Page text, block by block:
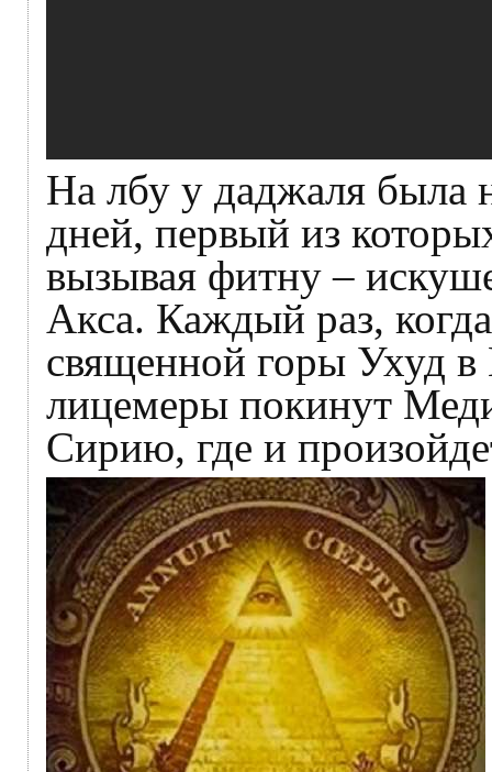
На лбу у даджаля была
дней, первый из
вызывая фитну –
Акса. Каждый раз,
священной горы Ухуд
лицемеры покинут
Сирию, где и